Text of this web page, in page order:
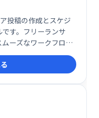
投稿の作成とスケジ
す。フリーランサ
ーズなワークフロー
直感的なソーシャルメ
、スケジュール設
力を節約できます。チ
えます。ソーシャル
エンゲージメントの